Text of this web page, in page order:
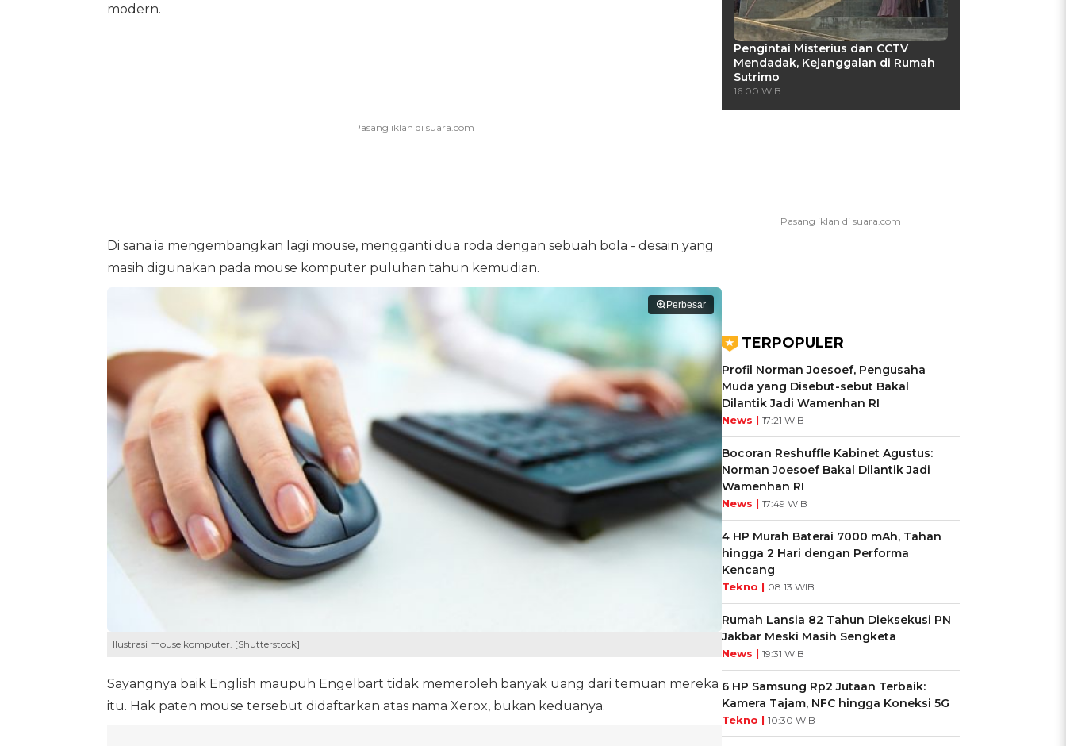
modern.
Di sana ia mengembangkan lagi mouse, mengganti dua roda dengan sebuah bola - desain yang
masih digunakan pada mouse komputer puluhan tahun kemudian.
Perbesar
Ilustrasi mouse komputer. [Shutterstock]
Sayangnya baik English maupuh Engelbart tidak memeroleh banyak uang dari temuan mereka
itu. Hak paten mouse tersebut didaftarkan atas nama Xerox, bukan keduanya.
Pengintai Misterius dan CCTV
Mendadak, Kejanggalan di Rumah
Sutrimo
16:00 WIB
TERPOPULER
Profil Norman Joesoef, Pengusaha
Muda yang Disebut-sebut Bakal
Dilantik Jadi Wamenhan RI
News | 17:21 WIB
Bocoran Reshuffle Kabinet Agustus:
Norman Joesoef Bakal Dilantik Jadi
Wamenhan RI
News | 17:49 WIB
4 HP Murah Baterai 7000 mAh, Tahan
hingga 2 Hari dengan Performa
Kencang
Tekno | 08:13 WIB
Rumah Lansia 82 Tahun Dieksekusi PN
Jakbar Meski Masih Sengketa
News | 19:31 WIB
6 HP Samsung Rp2 Jutaan Terbaik:
Kamera Tajam, NFC hingga Koneksi 5G
Tekno | 10:30 WIB